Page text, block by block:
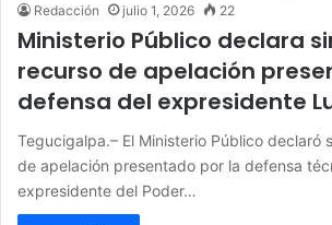
Redacción julio 1, 2026 22
Ministerio Público declara
recurso de apelación
defensa del expresidente
Tegucigalpa.– El Ministerio Público declaró
de apelación presentado por la defensa
expresidente del Poder…